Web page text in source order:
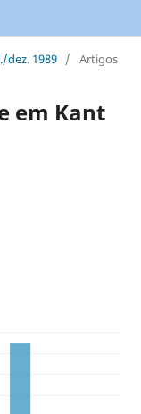
dez. 1989 / Artigos
em Kant